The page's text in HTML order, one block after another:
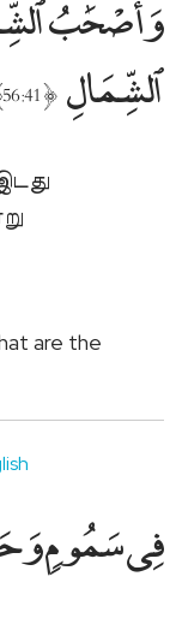
وَأَصْحَٰبُ
ٱلشِّمَالِ ﴿56:41
are the
فِى سَمُومٍۢ